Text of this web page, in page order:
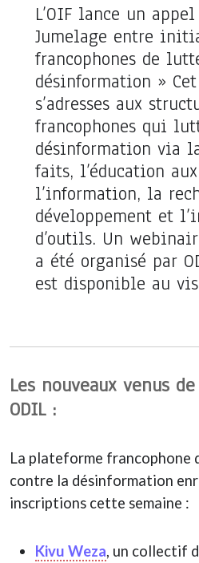
L’OIF lance un
Jumelage entre
francophones de
désinformation »
s’adresses aux
francophones qui
désinformation via
faits, l’éducation
l’information, la
développement et
d’outils. Un
a été organisé par
est disponible au
Les nouveaux venus
ODIL :
La plateforme francophone
contre la désinformation
inscriptions cette semaine :
Kivu Weza, un collectif